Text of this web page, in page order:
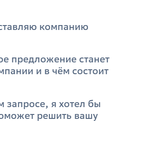
компанию
предложение станет
и в чём состоит
запросе, я хотел бы
решить вашу